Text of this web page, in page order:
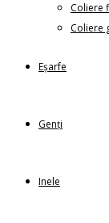
Coliere
Coliere
Eșarfe
Genți
Inele